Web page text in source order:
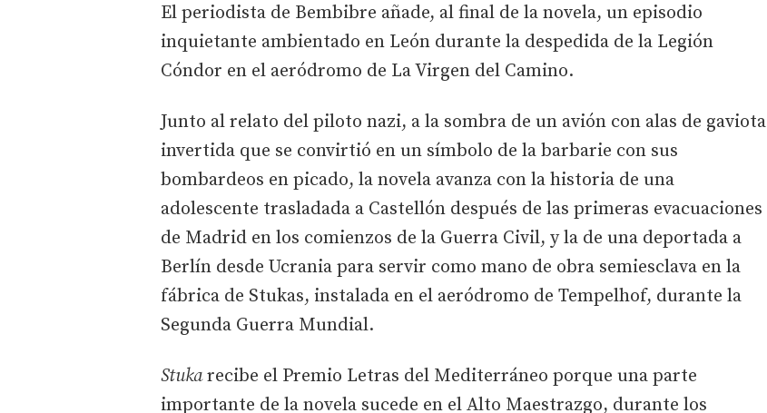
El periodista de Bembibre añade, al final de la novela, un episodio
inquietante ambientado en León durante la despedida de la Legión
Cóndor en el aeródromo de La Virgen del Camino.
Junto al relato del piloto nazi, a la sombra de un avión con alas de gaviota
invertida que se convirtió en un símbolo de la barbarie con sus
bombardeos en picado, la novela avanza con la historia de una
adolescente trasladada a Castellón después de las primeras evacuaciones
de Madrid en los comienzos de la Guerra Civil, y la de una deportada a
Berlín desde Ucrania para servir como mano de obra semiesclava en la
fábrica de Stukas, instalada en el aeródromo de Tempelhof, durante la
Segunda Guerra Mundial.
Stukarecibe el Premio Letras del Mediterráneo porque una parte
importante de la novela sucede en el Alto Maestrazgo, durante los